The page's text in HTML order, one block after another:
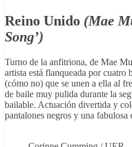
Reino Unido (Mae
Song’)
Turno de la anfitriona, de Mae
artista está flanqueada por
(cómo no) que se unen a ella al
de baile muy pulida durante la
bailable. Actuación divertida y
pantalones negros y una fabulosa